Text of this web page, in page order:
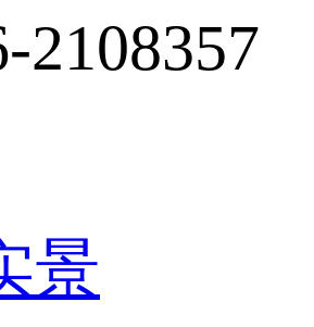
2108357
景